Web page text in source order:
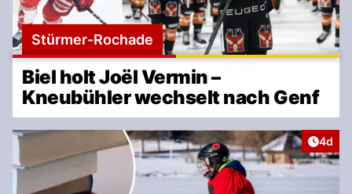
Stürmer-Rochade
Biel holt Joël Vermin –
Kneubühler wechselt nach Genf
4d